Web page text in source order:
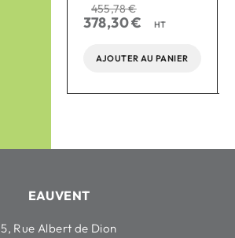
455,78€
378,30€ HT
AJOUTER AU PANIER
EAUVENT
5, Rue Albert de Dion